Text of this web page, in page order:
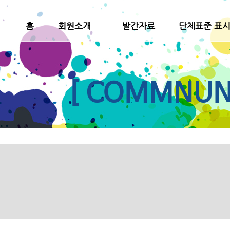
홈 회원소개 발간자료 단체표준 표
[